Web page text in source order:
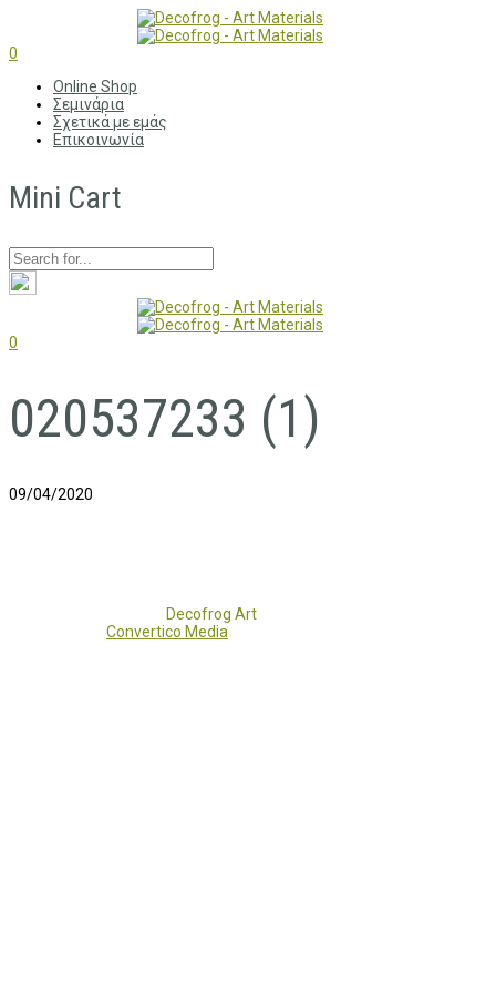
0
Online Shop
Σεμινάρια
Σχετικά με εμάς
Επικοινωνία
Mini Cart
0
020537233 (1)
09/04/2020
Decofrog Art
Convertico Media